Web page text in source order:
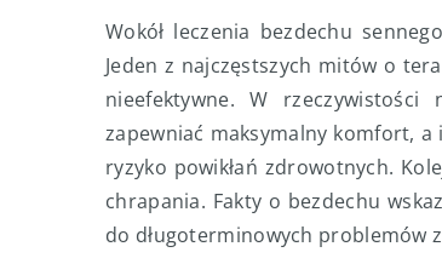
Wokół leczenia bezdechu
Jeden z najczęstszych mitów o
nieefektywne. W
zapewniać maksymalny komfort,
ryzyko powikłań zdrowotnych.
chrapania. Fakty o bezdechu
do długoterminowych problemów